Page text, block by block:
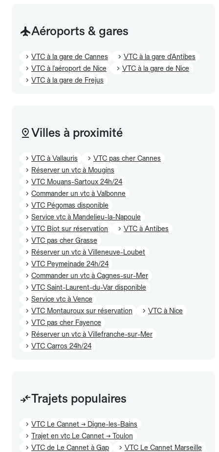
Aéroports & gares
VTC à la gare de Cannes
VTC à la gare d'Antibes
VTC à l'aéroport de Nice
VTC à la gare de Nice
VTC à la gare de Frejus
Villes à proximité
VTC à Vallauris
VTC pas cher Cannes
Réserver un vtc à Mougins
VTC Mouans-Sartoux 24h/24
Commander un vtc à Valbonne
VTC Pégomas disponible
Service vtc à Mandelieu-la-Napoule
VTC Biot sur réservation
VTC à Antibes
VTC pas cher Grasse
Réserver un vtc à Villeneuve-Loubet
VTC Peymeinade 24h/24
Commander un vtc à Cagnes-sur-Mer
VTC Saint-Laurent-du-Var disponible
Service vtc à Vence
VTC Montauroux sur réservation
VTC à Nice
VTC pas cher Fayence
Réserver un vtc à Villefranche-sur-Mer
VTC Carros 24h/24
Trajets populaires
VTC Le Cannet → Digne-les-Bains
Trajet en vtc Le Cannet → Toulon
VTC de Le Cannet à Gap
VTC Le Cannet Marseille